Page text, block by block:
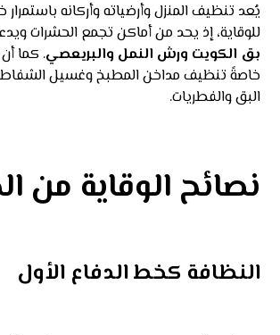
يُعد تنظيف المنزل وأرضياته وأركانه
للوقاية، إذ يحد من أماكن تجمع الحشرات
بق الكويت ورش النمل والبريعصي. كما أن
خاصةً تنظيف مداخن المطبخ وغسيل
البق والفطريات.
نصائح الوقاية من
النظافة كخط الدفاع الأول